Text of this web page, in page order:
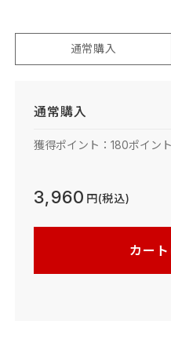
通常購入
通常購入
獲得ポイント：180ポイント
3,960 円(税込)
カー